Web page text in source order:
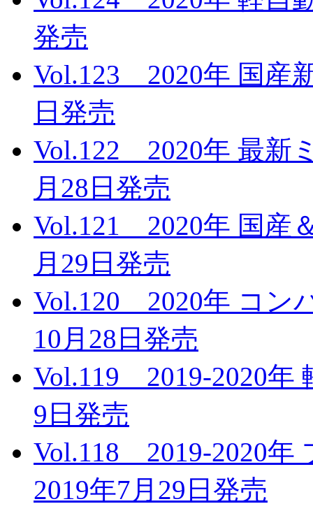
発売
Vol.123 2020年 国産
日発売
Vol.122 2020年 最新
月28日発売
Vol.121 2020年 国産
月29日発売
Vol.120 2020年 コン
10月28日発売
Vol.119 2019-2020年
9日発売
Vol.118 2019-2020
2019年7月29日発売